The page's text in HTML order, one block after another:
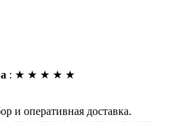
: ★ ★ ★ ★ ★
и оперативная доставка.